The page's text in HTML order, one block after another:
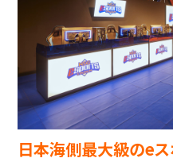
日本海側最大級のeス